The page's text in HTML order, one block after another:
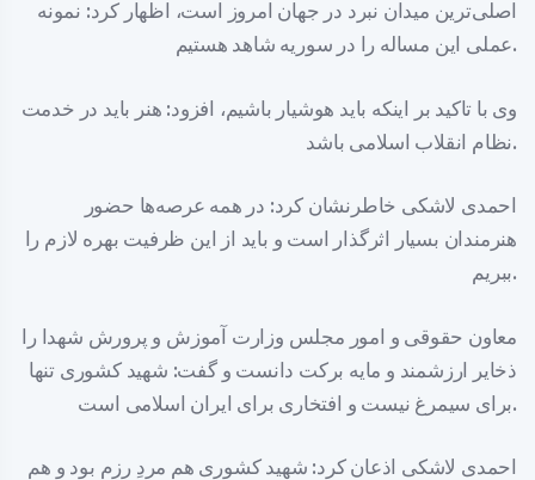
اصلی‌ترین میدان نبرد در جهان امروز است، اظهار کرد: نمونه
عملی این مساله را در سوریه شاهد هستیم.
وی با تاکید بر اینکه باید هوشیار باشیم، افزود: هنر باید در خدمت
نظام انقلاب اسلامی باشد.
احمدی لاشکی خاطرنشان کرد: در همه عرصه‌ها حضور
هنرمندان بسیار اثرگذار است و باید از این ظرفیت بهره لازم را
ببریم.
معاون حقوقی و امور مجلس وزارت آموزش و پرورش شهدا را
ذخایر ارزشمند و مایه برکت دانست و گفت: شهید کشوری تنها
برای سیمرغ نیست و افتخاری برای ایران اسلامی است.
احمدی لاشکی اذعان کرد: شهید کشوری هم مردِ رزم بود و هم